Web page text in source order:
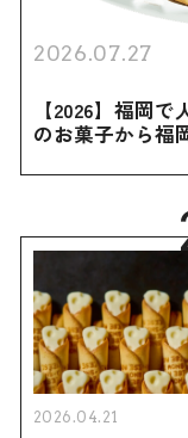
2026.07.27
【2026】福岡
のお菓子から福
2026.04.21